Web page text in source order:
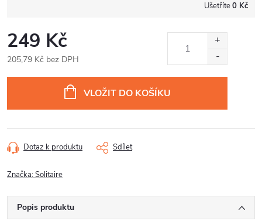
Ušetříte0 Kč
249 Kč
205,79 Kč bez DPH
VLOŽIT DO KOŠÍKU
Dotaz k produktu Sdílet
Značka:Solitaire
Popis produktu